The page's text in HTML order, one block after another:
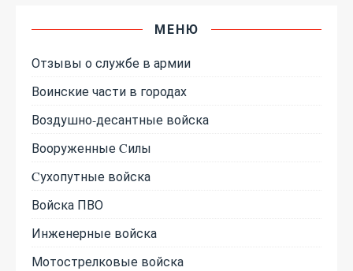
МЕНЮ
Отзывы о службе в армии
Воинские части в городах
Воздушно-десантные войска
Вооруженные Cилы
Cухопутные войска
Войска ПВО
Инженерные войска
Мотострелковые войска